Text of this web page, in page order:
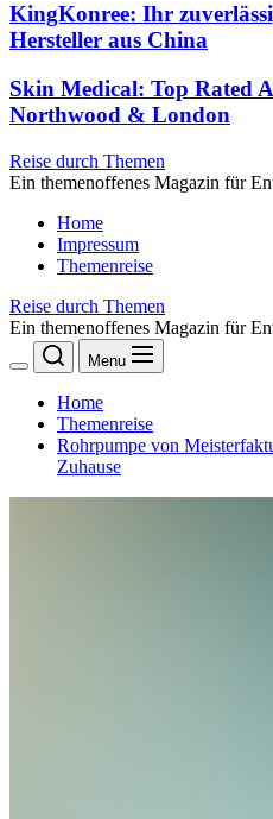
KingKonree: Ihr
Hersteller aus China
Skin Medical: Top Rated
Northwood & London
Reise durch Themen
Ein themenoffenes Magazin für
Home
Impressum
Themenreise
Reise durch Themen
Ein themenoffenes Magazin für
Menu
Home
Themenreise
Rohrpumpe von
Zuhause